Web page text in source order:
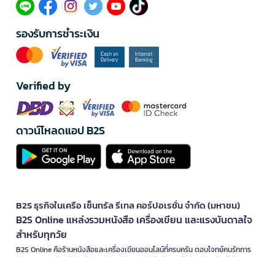
รองรับการชำระเงิน
Verified by
ดาวน์โหลดแอป B2S
B2S ธุรกิจในเครือ เซ็นทรัล รีเทล คอร์ปอเรชั่น จำกัด (มหาชน)
B2S Online แหล่งรวมหนังสือ เครื่องเขียน และแรงบันดาลใจ
สำหรับทุกวัย
B2S Online คือร้านหนังสือและเครื่องเขียนออนไลน์ที่ครบครัน ตอบโจทย์คนรักการ